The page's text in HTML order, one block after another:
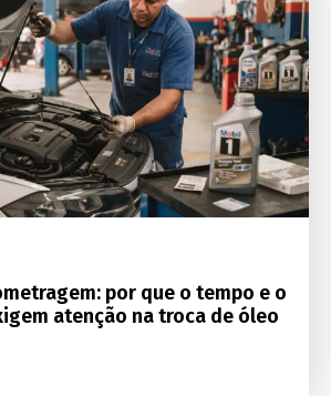
por que o tempo e o
atenção na troca de óleo